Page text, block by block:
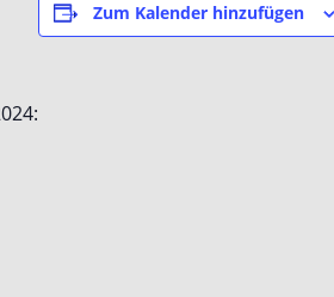
Zum Kalender hinzufügen